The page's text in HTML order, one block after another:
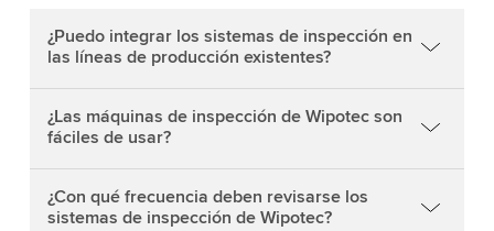
¿Puedo integrar los sistemas de inspección en
las líneas de producción existentes?
¿Las máquinas de inspección de Wipotec son
fáciles de usar?
¿Con qué frecuencia deben revisarse los
sistemas de inspección de Wipotec?